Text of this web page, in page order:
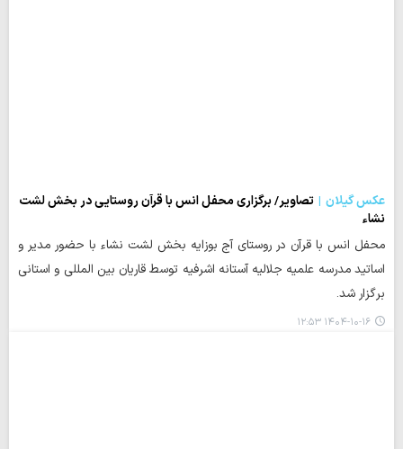
عکس گیلان
تصاویر/ برگزاری محفل انس با قرآن روستایی در بخش لشت
نشاء
محفل انس با قرآن در روستای آج بوزایه بخش لشت نشاء با حضور مدیر و
اساتید مدرسه علمیه جلالیه آستانه اشرفیه توسط قاریان بین المللی و استانی
برگزار شد.
۱۴۰۴-۱۰-۱۶ ۱۲:۵۳